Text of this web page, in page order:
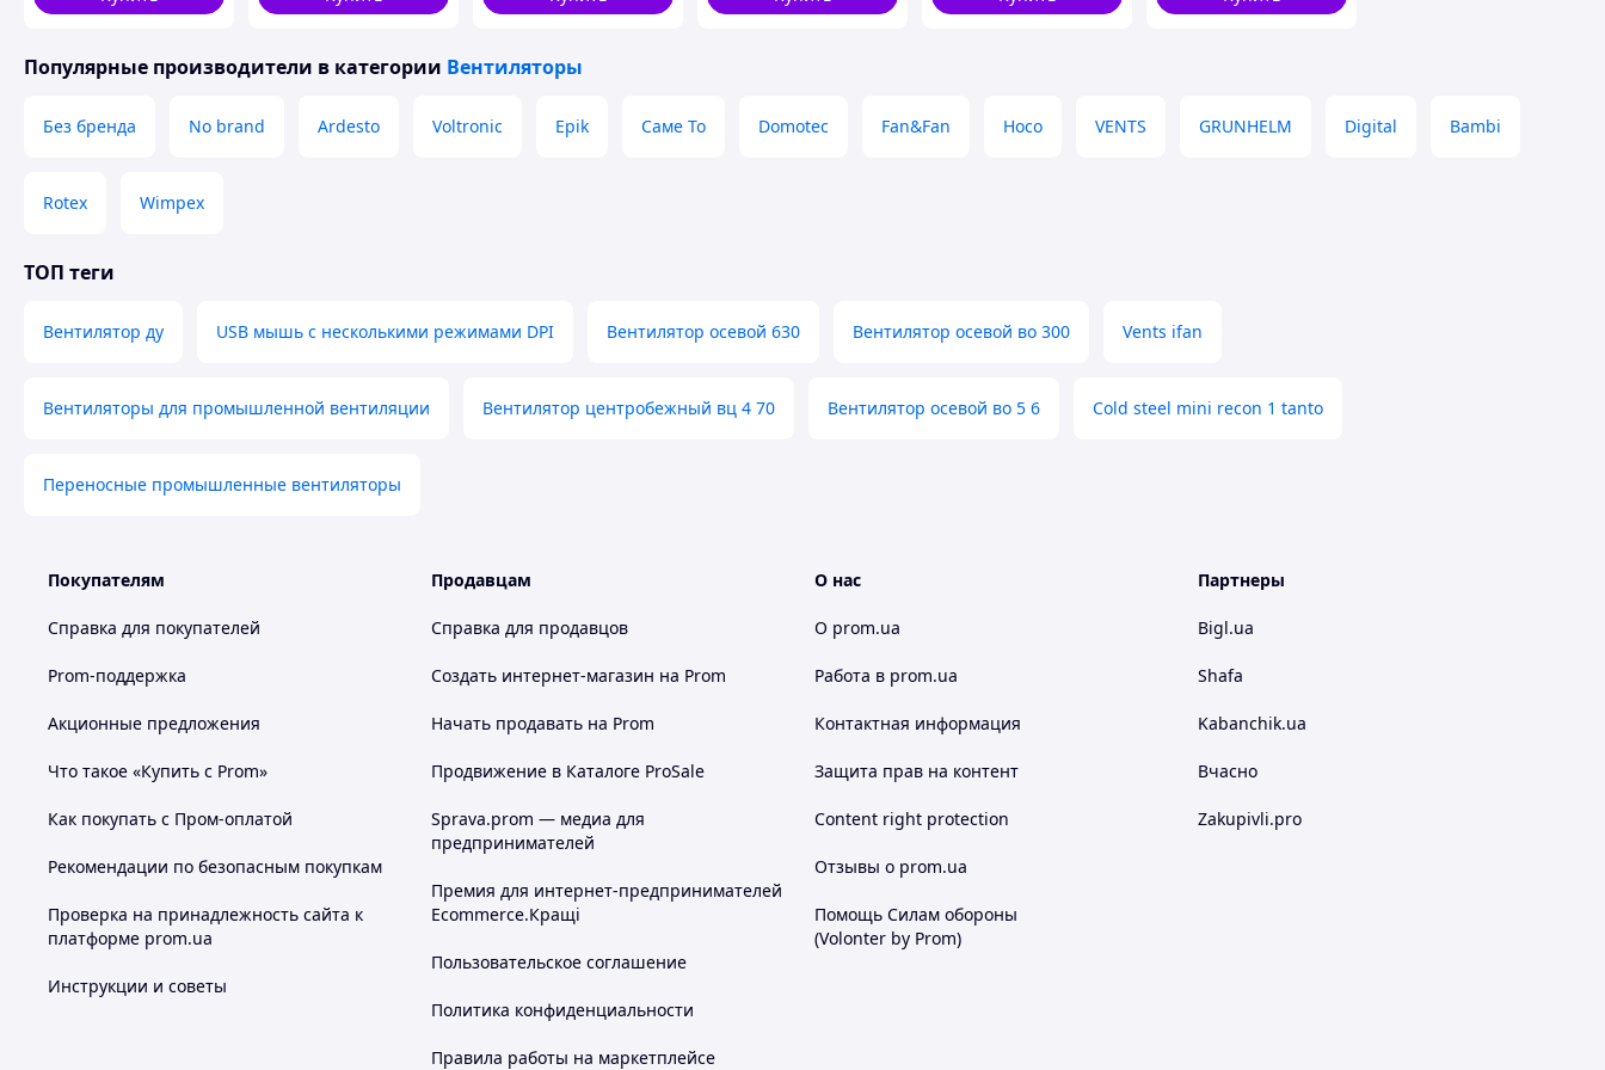
спутником в путешествии. Благодаря LED-подсветке с 7 цветами устройство не только охлаждает, но и
корпусе.
Двойной поток воздуха — два вентилятора с независимым поворотом на 180°
Функция увлажнения с 3 форсунками — поддерживает комфортную влажность
Многоцветная LED-подсветка — 7 цветов на выбор
скорости
Популярные производители в категории Вентиляторы
Без бренда No brand Ardesto Voltronic Epik Саме То Domotec Fan&Fan Hoco VENTS GRUNHELM Digital Bambi
Rotex Wimpex
ТОП теги
Вентилятор ду USB мышь с несколькими режимами DPI Вентилятор осевой 630 Вентилятор осевой во 300 Vents ifan
Вентиляторы для промышленной вентиляции Вентилятор центробежный вц 4 70 Вентилятор осевой во 5 6 Cold steel mini recon 1 tanto
Переносные промышленные вентиляторы
Покупателям
Справка для покупателей
Prom-поддержка
Акционные предложения
Что такое «Купить с Prom»
Как покупать с Пром-оплатой
Рекомендации по безопасным покупкам
Проверка на принадлежность сайта к
платформе prom.ua
Инструкции и советы
Продавцам
Справка для продавцов
Создать интернет-магазин на Prom
Начать продавать на Prom
Продвижение в Каталоге ProSale
Sprava.prom — медиа для
предпринимателей
Премия для интернет-предпринимателей
Ecommerce.Кращі
Пользовательское соглашение
Политика конфиденциальности
Правила работы на маркетплейсе
О нас
О prom.ua
Работа в prom.ua
Контактная информация
Защита прав на контент
Content right protection
Отзывы о prom.ua
Помощь Силам обороны
(Volonter by Prom)
Партнеры
Bigl.ua
Shafa
Kabanchik.ua
Вчасно
Zakupivli.pro